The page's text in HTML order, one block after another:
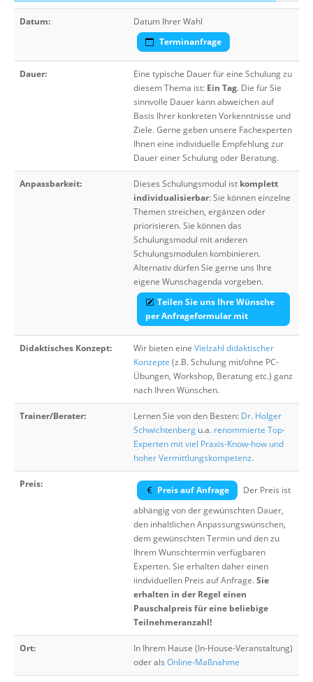
Datum:
Datum Ihrer Wahl
Terminanfrage
Dauer:
Eine typische Dauer für eine Schulung zu
diesem Thema ist: Ein Tag. Die für Sie
sinnvolle Dauer kann abweichen auf
Basis Ihrer konkreten Vorkenntnisse und
Ziele. Gerne geben unsere Fachexperten
Ihnen eine individuelle Empfehlung zur
Dauer einer Schulung oder Beratung.
Anpassbarkeit: Dieses Schulungsmodul ist komplett
individualisierbar: Sie können einzelne
Themen streichen, ergänzen oder
priorisieren. Sie können das
Schulungsmodul mit anderen
Schulungsmodulen kombinieren.
Alternativ dürfen Sie gerne uns Ihre
eigene Wunschagenda vorgeben.
Teilen Sie uns Ihre Wünsche
per Anfrageformular mit
Didaktisches Konzept: Wir bieten eine Vielzahl didaktischer
Konzepte (z.B. Schulung mit/ohne PC-
Übungen, Workshop, Beratung etc.) ganz
nach Ihren Wünschen.
Trainer/Berater: Lernen Sie von den Besten: Dr. Holger
Schwichtenberg u.a. renommierte Top-
Experten mit viel Praxis-Know-how und
hoher Vermittlungskompetenz.
Preis:
Preis auf Anfrage
Der Preis ist
abhängig von der gewünschten Dauer,
den inhaltlichen Anpassungswünschen,
dem gewünschten Termin und den zu
Ihrem Wunschtermin verfügbaren
Experten. Sie erhalten daher einen
iindviduellen Preis auf Anfrage.Sie
erhalten in der Regel einen
Pauschalpreis für eine beliebige
Teilnehmeranzahl!
Ort:
In Ihrem Hause (In-House-Veranstaltung)
oder als Online-Maßnahme